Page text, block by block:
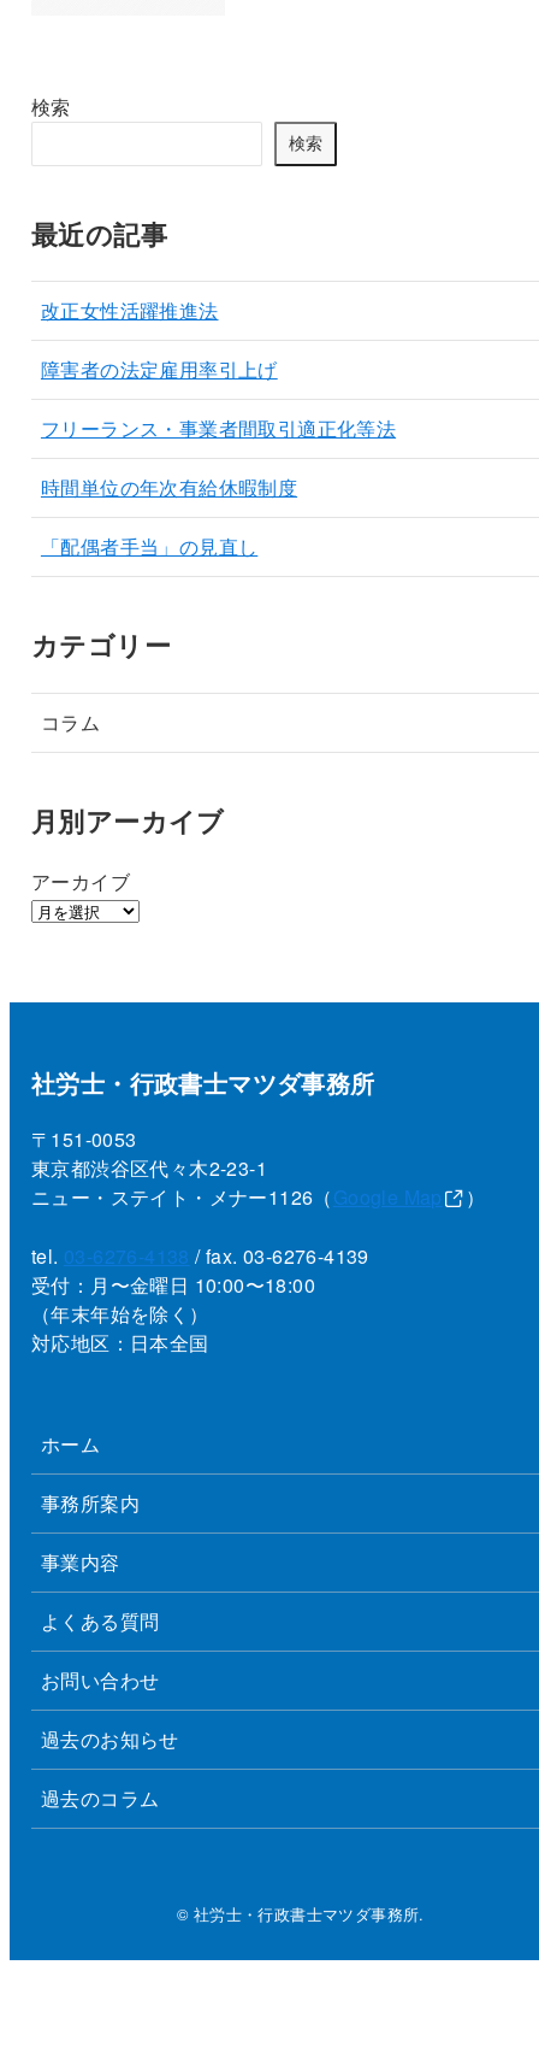
検索
検索
最近の記事
改正女性活躍推進法
障害者の法定雇用率引上げ
フリーランス・事業者間取引適正化等法
時間単位の年次有給休暇制度
「配偶者手当」の見直し
カテゴリー
コラム
月別アーカイブ
アーカイブ
社労士・行政書士マツダ事務所
〒151-0053
東京都渋谷区代々木2-23-1
ニュー・ステイト・メナー1126（Google Map ）
tel. 03-6276-4138 / fax. 03-6276-4139
受付：月〜金曜日 10:00〜18:00
（年末年始を除く）
対応地区：日本全国
ホーム
事務所案内
事業内容
よくある質問
お問い合わせ
過去のお知らせ
過去のコラム
© 社労士・行政書士マツダ事務所.